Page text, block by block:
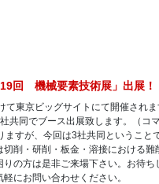
回 機械要素技術展」出展
て東京ビッグサイトにて開催され
共同でブース出展致します。（
すが、今回は3社共同ということ
削・研削・板金・溶接における難
の方は是非ご来場下さい。お待
にお問い合わせください。